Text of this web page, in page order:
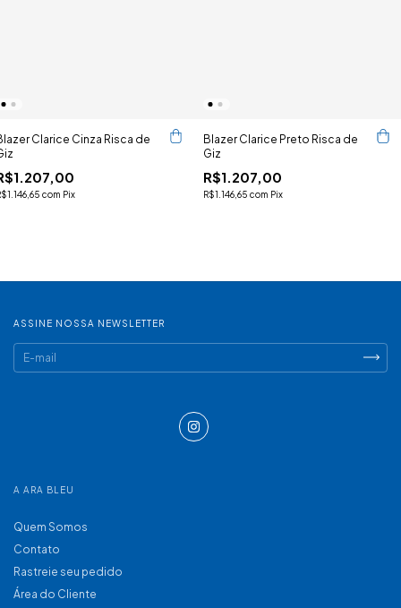
Clarice Cinza Risca de
com Pix
Blazer Clarice Preto Risca de
Giz
R$1.207,00
R$1.146,65 com Pix
ASSINE NOSSA NEWSLETTER
A ARA BLEU
Quem Somos
Contato
Rastreie seu pedido
Área do Cliente